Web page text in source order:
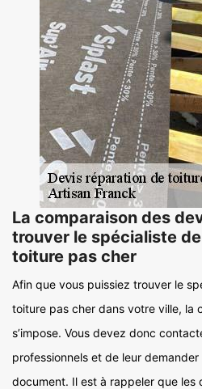
La comparaison des
trouver le spécialiste
toiture pas cher
Afin que vous puissiez trouver le
toiture pas cher dans votre ville, la
s’impose. Vous devez donc
professionnels et de leur
document. Il est à rappeler que les